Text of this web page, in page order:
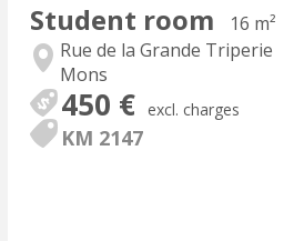
Student room
16 m²
Rue de la Grande Triperie
Mons
450 € excl. charges
KM 2147